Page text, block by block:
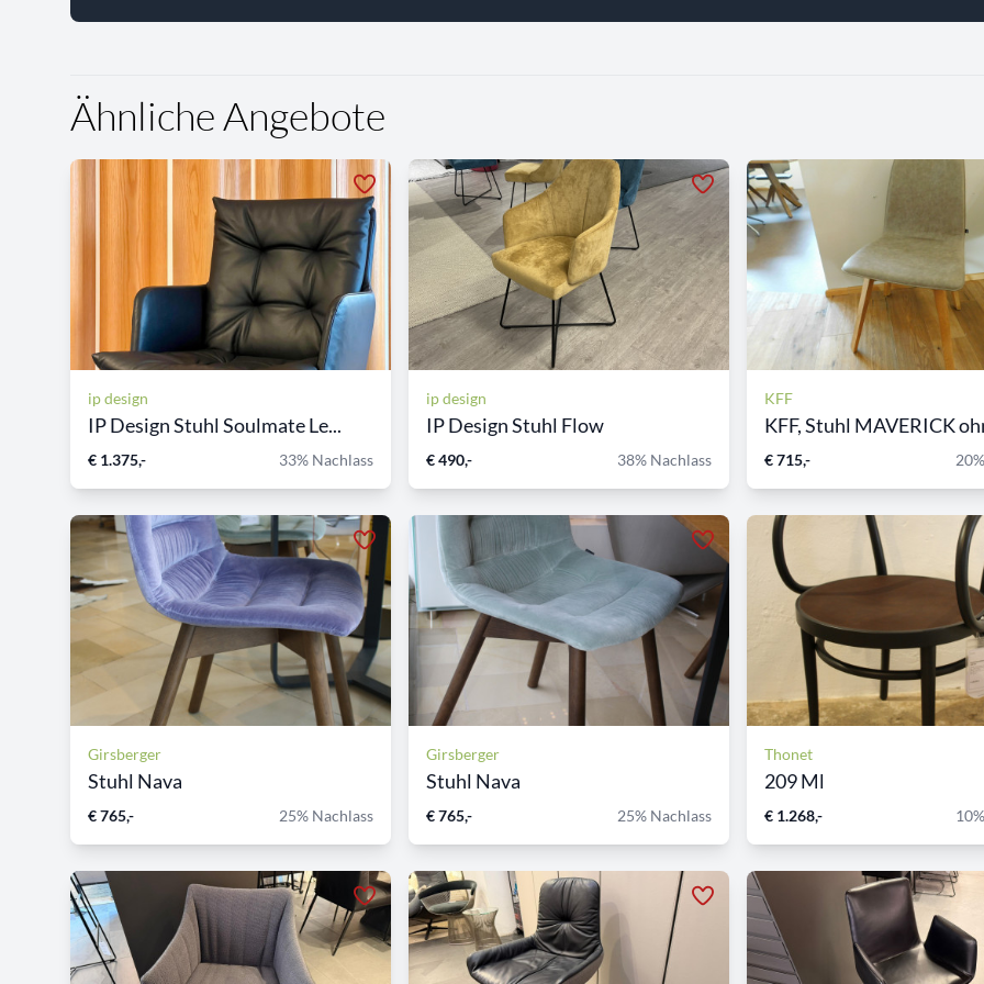
Ähnliche Angebote
ip design
IP Design Stuhl Soulmate Le...
€ 1.375,- 33% Nachlass
ip design
IP Design Stuhl Flow
€ 490,- 38% Nachlass
KFF
KFF, Stuhl MAVERICK
€ 715,-
Girsberger
Stuhl Nava
€ 765,- 25% Nachlass
Girsberger
Stuhl Nava
€ 765,- 25% Nachlass
Thonet
209 Ml
€ 1.268,-